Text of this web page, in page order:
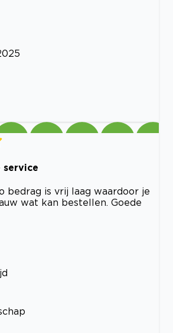
service
bedrag is vrij laag waardoor je
wat kan bestellen. Goede